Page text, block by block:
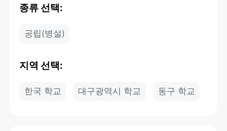
종류 선택:
공립(병설)
지역 선택:
한국 학교 대구광역시 학교 동구 학교